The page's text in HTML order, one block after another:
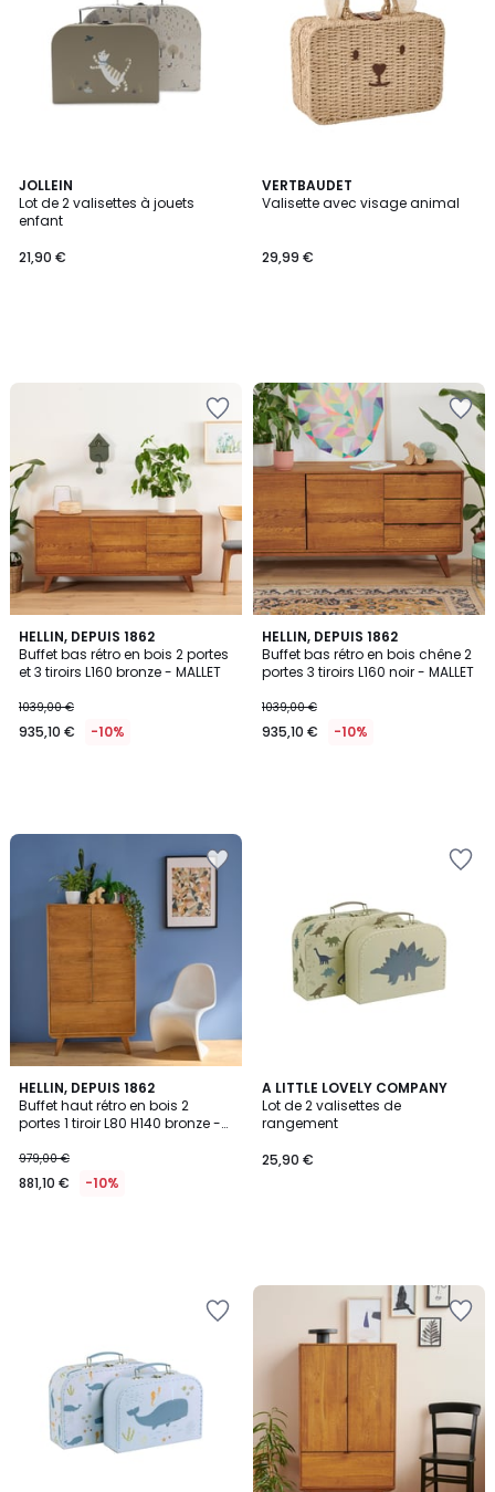
JOLLEIN
Lot de 2 valisettes à jouets
enfant
21,90 €
VERTBAUDET
Valisette avec visage animal
29,99 €
HELLIN, DEPUIS 1862
Buffet bas rétro en bois 2 portes
et 3 tiroirs L160 bronze - MALLET
1039,00 €
935,10 € -10%
HELLIN, DEPUIS 1862
Buffet bas rétro en bois chêne 2
portes 3 tiroirs L160 noir - MALLET
1039,00 €
935,10 € -10%
HELLIN, DEPUIS 1862
Buffet haut rétro en bois 2
portes 1 tiroir L80 H140 bronze -
979,00 €
881,10 € -10%
A LITTLE LOVELY COMPANY
Lot de 2 valisettes de
rangement
25,90 €